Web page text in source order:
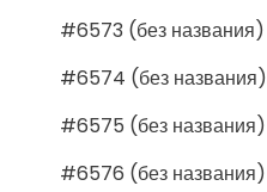
#6573 (без названия)
#6574 (без названия)
#6575 (без названия)
#6576 (без названия)